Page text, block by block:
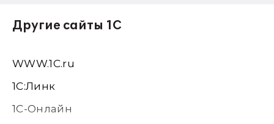
Другие сайты 1С
WWW.1С.ru
1С:Линк
1С-Онлайн